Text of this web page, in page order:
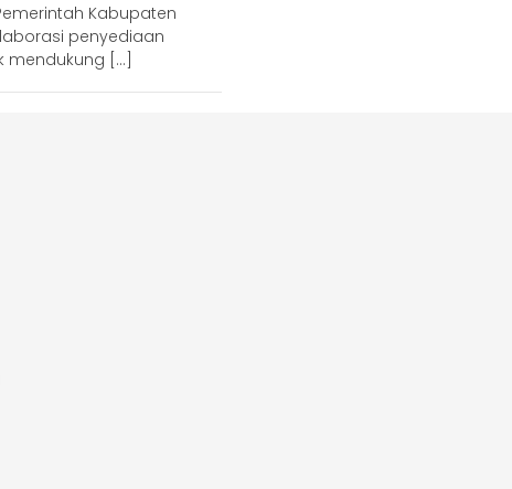
Kabupaten
penyediaan
mendukung […]